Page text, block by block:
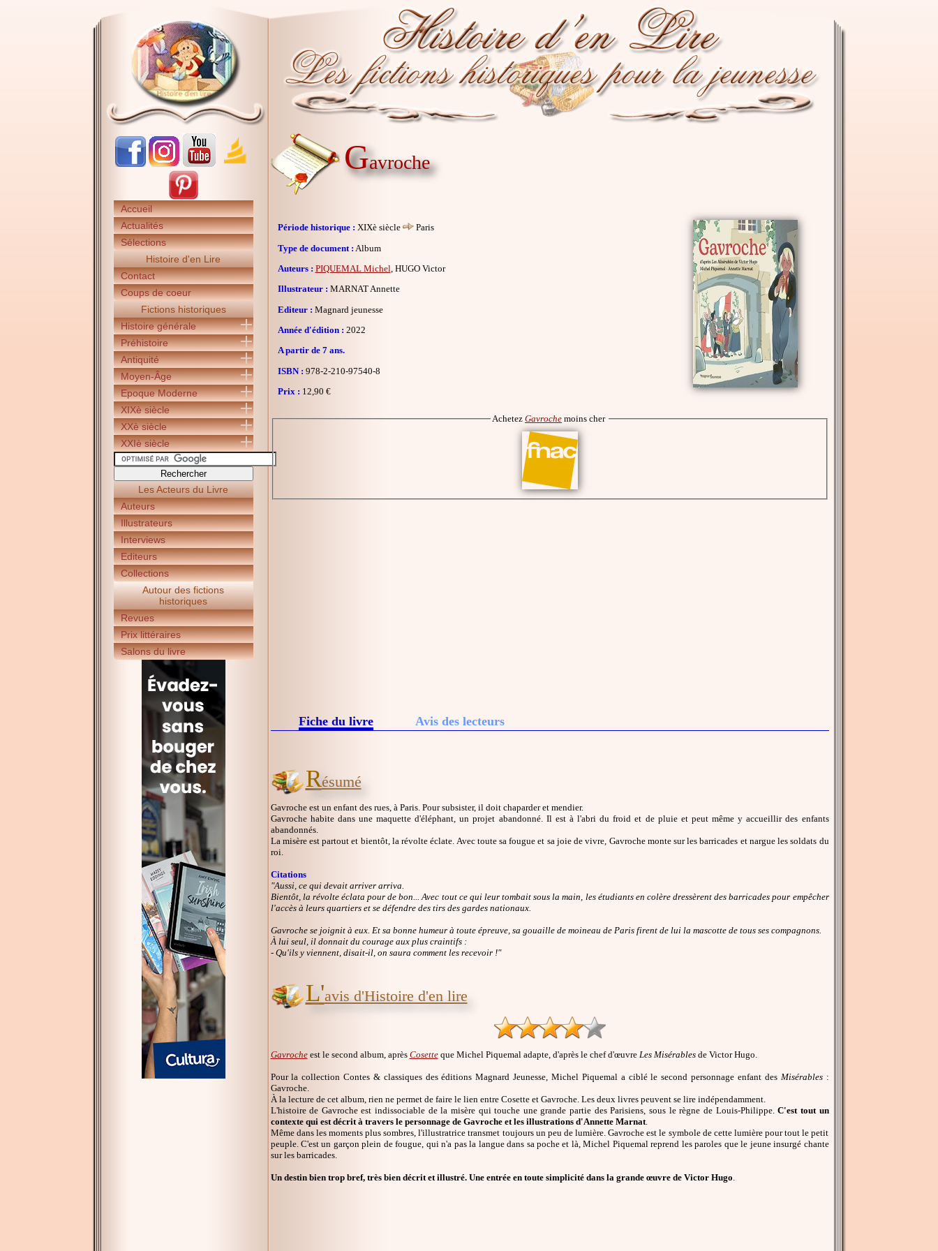
Accueil
Actualités
Sélections
Histoire d'en Lire
Contact
Coups de coeur
Fictions historiques
Histoire générale
Préhistoire
Antiquité
Moyen-Âge
Epoque Moderne
XIXè siècle
XXè siècle
XXIè siècle
Les Acteurs du Livre
Auteurs
Illustrateurs
Interviews
Editeurs
Collections
Autour des fictions
historiques
Revues
Prix littéraires
Salons du livre
Gavroche
Période historique : XIXè siècle
Paris
Type de document : Album
Auteurs : PIQUEMAL Michel , HUGO Victor
Illustrateur : MARNAT Annette
Editeur : Magnard jeunesse
Année d'édition : 2022
A partir de 7 ans.
ISBN : 978-2-210-97540-8
Prix : 12,90 €
Achetez Gavroche moins cher
Fiche du livre Avis des lecteurs
Résumé
Gavroche est un enfant des rues, à Paris. Pour subsister, il doit chaparder et mendier.
Gavroche habite dans une maquette d'éléphant, un projet abandonné. Il est à l'abri du froid et de pluie et peut même y accueillir des enfants
abandonnés.
La misère est partout et bientôt, la révolte éclate. Avec toute sa fougue et sa joie de vivre, Gavroche monte sur les barricades et nargue les soldats du
roi.
Citations
"Aussi, ce qui devait arriver arriva.
Bientôt, la révolte éclata pour de bon... Avec tout ce qui leur tombait sous la main, les étudiants en colère dressèrent des barricades pour empêcher
l'accès à leurs quartiers et se défendre des tirs des gardes nationaux.
Gavroche se joignit à eux. Et sa bonne humeur à toute épreuve, sa gouaille de moineau de Paris firent de lui la mascotte de tous ses compagnons.
À lui seul, il donnait du courage aux plus craintifs :
- Qu'ils y viennent, disait-il, on saura comment les recevoir !"
L'avis d'Histoire d'en lire
Gavrocheest le second album, après Cosetteque Michel Piquemal adapte, d'après le chef d'œuvre Les Misérablesde Victor Hugo.
Pour la collection Contes & classiques des éditions Magnard Jeunesse, Michel Piquemal a ciblé le second personnage enfant des Misérables:
Gavroche.
À la lecture de cet album, rien ne permet de faire le lien entre Cosette et Gavroche. Les deux livres peuvent se lire indépendamment.
L'histoire de Gavroche est indissociable de la misère qui touche une grande partie des Parisiens, sous le règne de Louis-Philippe.C'est tout un
contexte qui est décrit à travers le personnage de Gavroche et les illustrations d'Annette Marnat.
Même dans les moments plus sombres, l'illustratrice transmet toujours un peu de lumière. Gavroche est le symbole de cette lumière pour tout le petit
peuple. C'est un garçon plein de fougue, qui n'a pas la langue dans sa poche et là, Michel Piquemal reprend les paroles que le jeune insurgé chante
sur les barricades.
Un destin bien trop bref, très bien décrit et illustré. Une entrée en toute simplicité dans la grande œuvre de Victor Hugo.